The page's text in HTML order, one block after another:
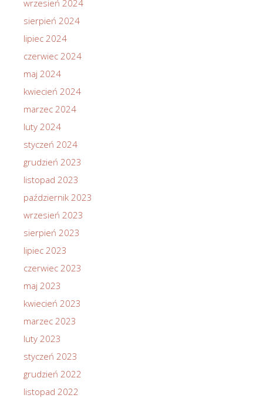
wrzesień 2024
sierpień 2024
lipiec 2024
czerwiec 2024
maj 2024
kwiecień 2024
marzec 2024
luty 2024
styczeń 2024
grudzień 2023
listopad 2023
październik 2023
wrzesień 2023
sierpień 2023
lipiec 2023
czerwiec 2023
maj 2023
kwiecień 2023
marzec 2023
luty 2023
styczeń 2023
grudzień 2022
listopad 2022